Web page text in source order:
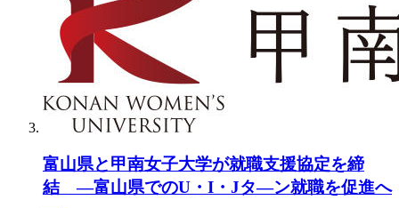
富山県と甲南女子大学が就職支援協定を締
結 ―富山県でのU・I・Jタ―ン就職を促進へ